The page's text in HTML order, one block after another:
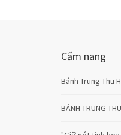
Cẩm nang
Bánh Trung Thu
BÁNH TRUNG